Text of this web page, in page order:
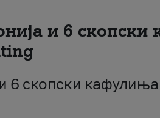
и 6 скопски
6 скопски кафулиња